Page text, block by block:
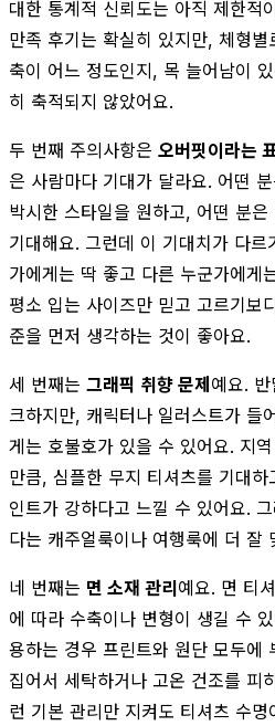
대한 통계적 신뢰도는 아직 제한적
만족 후기는 확실히 있지만, 체형
축이 어느 정도인지, 목 늘어남이
히 축적되지 않았어요.
두 번째 주의사항은 오버핏이라는
은 사람마다 기대가 달라요. 어떤
박시한 스타일을 원하고, 어떤 분
기대해요. 그런데 이 기대치가 다
가에게는 딱 좋고 다른 누군가에게
평소 입는 사이즈만 믿고 고르기보
준을 먼저 생각하는 것이 좋아요.
세 번째는 그래픽 취향 문제예요.
크하지만, 캐릭터나 일러스트가 들
게는 호불호가 있을 수 있어요. 지
만큼, 심플한 무지 티셔츠를 기대
인트가 강하다고 느낄 수 있어요.
다는 캐주얼룩이나 여행룩에 더 잘
네 번째는 면 소재 관리예요. 면 티
에 따라 수축이나 변형이 생길 수
용하는 경우 프린트와 원단 모두에
집어서 세탁하거나 고온 건조를 피
런 기본 관리만 지켜도 티셔츠 수